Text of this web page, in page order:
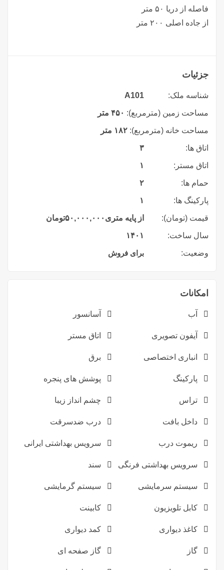
فاصله از دریا ۵۰ متر
از جاده اصلی ۲۰۰ متر
جزئیات
شناسه ملک: A101
مساحت زمین (مترمربع): ۴۵۰ متر
مساحت خانه (مترمربع): ۱۸۲ متر
اتاق ها: ۳
اتاق مستر: ۱
حمام ها: ۲
پارکینگ ها: ۱
قیمت (تومان): از پایه متری ۵۰,۰۰۰,۰۰۰تومان
سال ساخت: ۱۴۰۱
وضعیت: برای فروش
امکانات
آب آسانسور
آیفون تصویری اتاق مستر
انباری اختصاصی برق
پارکینگ پوشش های پنجره
تراس چشم انداز زیبا
داخل بافت درب ضدسرقت
ریموت درب سرویس بهداشتی ایرانی
سرویس بهداشتی فرنگی سند
سیستم سرمایشی سیستم گرمایشی
کابل تلویزیون کابینت
کاغذ دیواری کمد دیواری
گاز گاز صفحه ای